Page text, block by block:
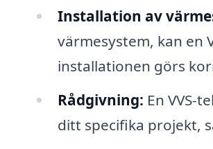
Installation av
värmesystem, kan en
installationen görs
Rådgivning: En VVS-
ditt specifika projekt,